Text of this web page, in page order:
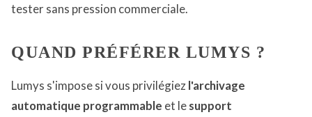
tester sans pression commerciale.
QUAND PRÉFÉRER LUMYS ?
Lumys s'impose si vous privilégiezl'archivage
automatique programmable et lesupport